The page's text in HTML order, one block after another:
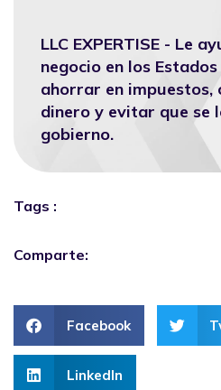
LLC EXPERTISE - Le
negocio en los
ahorrar en impuestos,
dinero y evitar que se
gobierno.
Tags :
Comparte:
Facebook
LinkedIn